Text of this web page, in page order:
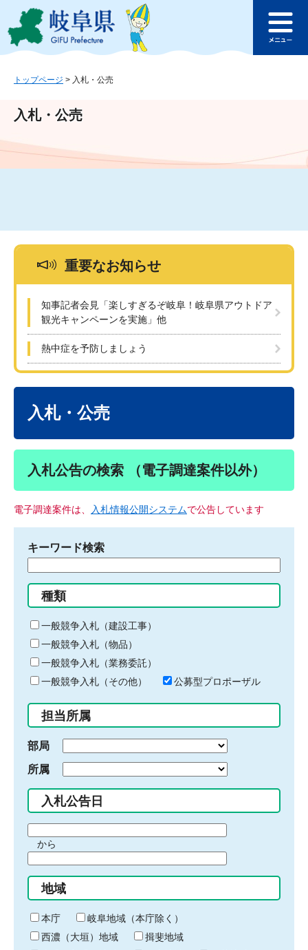
ジ
ュ
文
このページの本文へ
ュ
トップページ > 入札・公売
入札・公売
重要なお知らせ
知事記者会見「楽しすぎるぞ岐阜！岐阜県アウトドア
観光キャンペーンを実施」他
熱中症を予防しましょう
入札・公売
入札公告の検索 （電子調達案件以外）
電子調達案件は、 入札情報公開システムで公告しています
キーワード検索
る
キ
ー
ワ
ー
ド
入
力
種類
一般競争入札（建設工事）
一般競争入札（物品）
一般競争入札（業務委託）
一般競争入札（その他）
公募型プロポーザル
担当所属
部局
所属
入札公告日
間
始
り
から
間
終
わ
り
地域
本庁
岐阜地域（本庁除く）
西濃（大垣）地域
揖斐地域